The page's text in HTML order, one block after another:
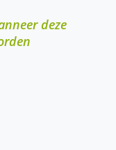
deze